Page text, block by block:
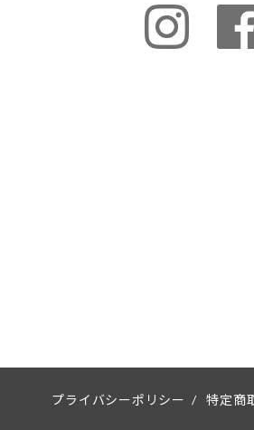
プライバシーポリシー / 特定商